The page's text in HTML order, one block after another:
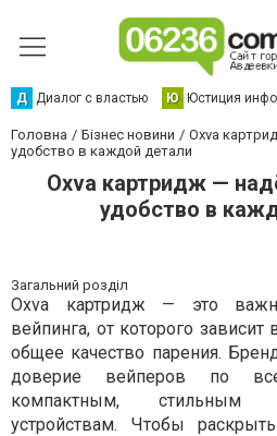
Д Диалог с властью Ю Юстиция
Головна Бізнес новини
Oxva
удобство в каждой детали
Oxva картридж —
удобство в
Загальний розділ
Oxva картридж — это
вейпинга, от которого зависит
общее качество парения.
доверие вейперов по
компактным, стильным
устройствам. Чтобы